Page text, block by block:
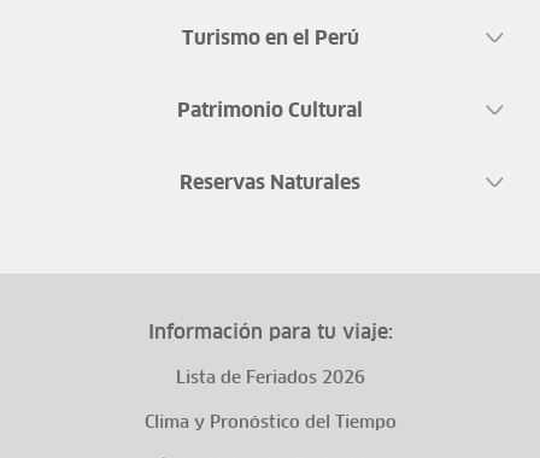
Turismo en el Perú
Patrimonio Cultural
Reservas Naturales
Información para tu viaje:
Lista de Feriados 2026
Clima y Pronóstico del Tiempo